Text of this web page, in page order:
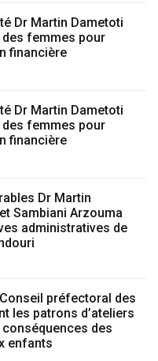
Dr Martin Dametoti
des femmes pour
financière
Dr Martin Dametoti
des femmes pour
financière
Dr Martin
Sambiani Arzouma
administratives de
préfectoral des
les patrons d’ateliers
des
enfants